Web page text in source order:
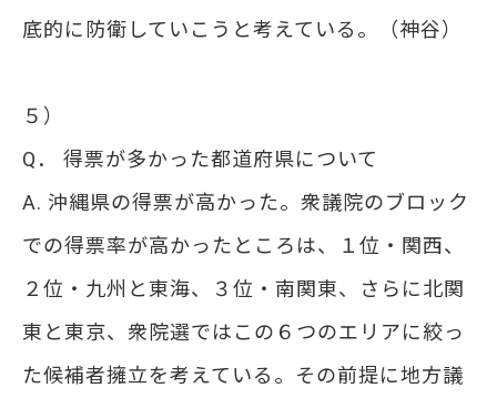
底的に防衛していこうと考えている。（神谷）
５）
Q． 得票が多かった都道府県について
A. 沖縄県の得票が高かった。衆議院のブロック
での得票率が高かったところは、１位・関西、
２位・九州と東海、３位・南関東、さらに北関
東と東京、衆院選ではこの６つのエリアに絞っ
た候補者擁立を考えている。その前提に地方議